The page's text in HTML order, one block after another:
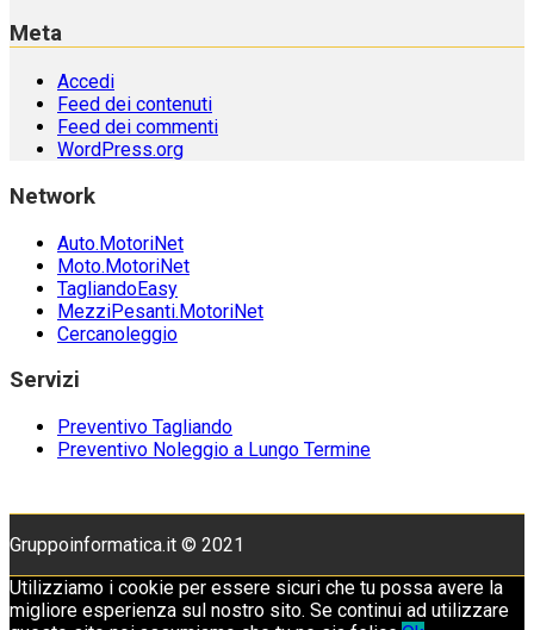
Meta
Accedi
Feed dei contenuti
Feed dei commenti
WordPress.org
Network
Auto.MotoriNet
Moto.MotoriNet
TagliandoEasy
MezziPesanti.MotoriNet
Cercanoleggio
Servizi
Preventivo Tagliando
Preventivo Noleggio a Lungo Termine
Gruppoinformatica.it © 2021
Utilizziamo i cookie per essere sicuri che tu possa avere la
migliore esperienza sul nostro sito. Se continui ad utilizzare